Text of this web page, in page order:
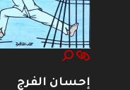
إحسان الفرج